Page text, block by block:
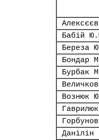
Бабій
Береза
Бондар
Бурбак
Вознюк